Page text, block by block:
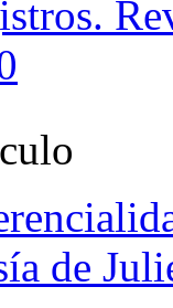
de